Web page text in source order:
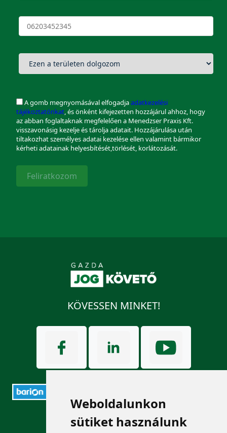
Weboldalunkon
sütiket használunk
A gomb megnyomásával elfogadjaadatkezelési
tájékoztatónkat, és önként kifejezetten hozzájárul ahhoz, hogy
az abban foglaltaknak megfelelően a Menedzser Praxis Kft.
visszavonásig kezelje és tárolja adatait. Hozzájárulása után
tiltakozhat személyes adatai kezelése ellen valamint bármikor
kérheti adatainak helyesbítését,törlését, korlátozását.
Feliratkozom
KÖVESSEN MINKET!
ELÉRHETŐSÉGEK